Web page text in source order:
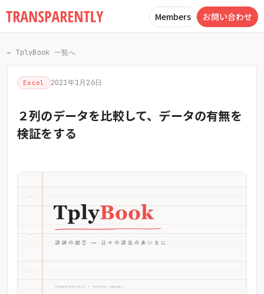
Members お問い合わせ
← TplyBook 一覧へ
Excel 2021年1月26日
２列のデータを比較して、データの有無を
検証をする